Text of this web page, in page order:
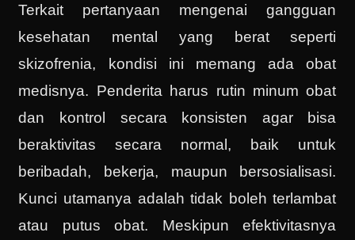
Terkait pertanyaan mengenai gangguan
kesehatan mental yang berat seperti
skizofrenia, kondisi ini memang ada obat
medisnya. Penderita harus rutin minum obat
dan kontrol secara konsisten agar bisa
beraktivitas secara normal, baik untuk
beribadah, bekerja, maupun bersosialisasi.
Kunci utamanya adalah tidak boleh terlambat
atau putus obat. Meskipun efektivitasnya